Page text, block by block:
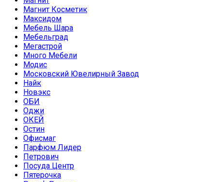
Магнит Косметик
Максидом
Мебель Шара
Мебельград
Мегастрой
Много Мебели
Модис
Московский Ювелирный Завод
Найк
Новэкс
ОБИ
Оджи
ОКЕЙ
Остин
Офисмаг
Парфюм Лидер
Петрович
Посуда Центр
Пятерочка